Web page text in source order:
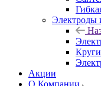
Электроды
Акции
О Компании